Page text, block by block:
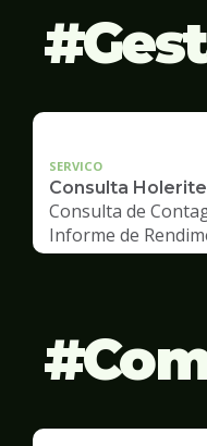
SERVICO
Consulta Holerite
Consulta de
Informe de